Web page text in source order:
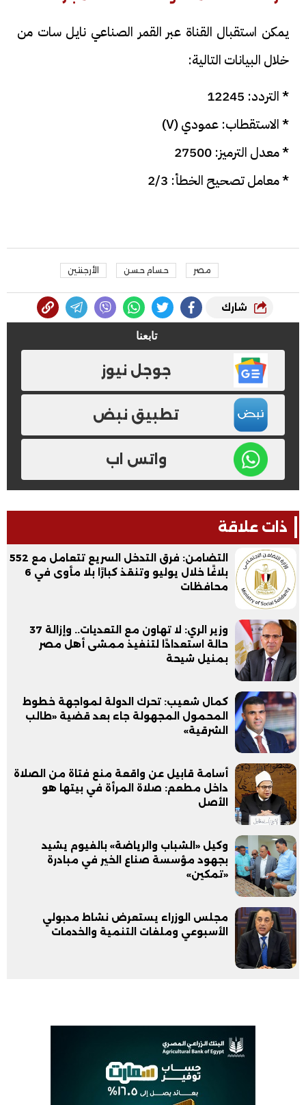
يمكن استقبال القناة عبر القمر الصناعي نايل سات من
خلال البيانات التالية:
* التردد: 12245
* الاستقطاب: عمودي (V)
* معدل الترميز: 27500
* معامل تصحيح الخطأ: 2/3
مصر حسام حسن الأرجنتين
شارك
تابعنا
جوجل نيوز
تطبيق نبض
واتس اب
ذات علاقة
التضامن: فرق التدخل السريع تتعامل مع 552
بلاغًا خلال يوليو وتنقذ كبارًا بلا مأوى في 6
محافظات
وزير الري: لا تهاون مع التعديات.. وإزالة 37
حالة استعدادًا لتنفيذ ممشى أهل مصر
بمنيل شيحة
كمال شعيب: تحرك الدولة لمواجهة خطوط
المحمول المجهولة جاء بعد قضية «طالب
الشرقية»
أسامة قابيل عن واقعة منع فتاة من الصلاة
داخل مطعم: صلاة المرأة في بيتها هو
الأصل
وكيل «الشباب والرياضة» بالفيوم يشيد
بجهود مؤسسة صناع الخير في مبادرة
«تمكين»
مجلس الوزراء يستعرض نشاط مدبولي
الأسبوعي وملفات التنمية والخدمات